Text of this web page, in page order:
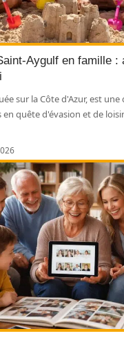
Aygulf en famille :
sur la Côte d'Azur, est
quête d'évasion et de